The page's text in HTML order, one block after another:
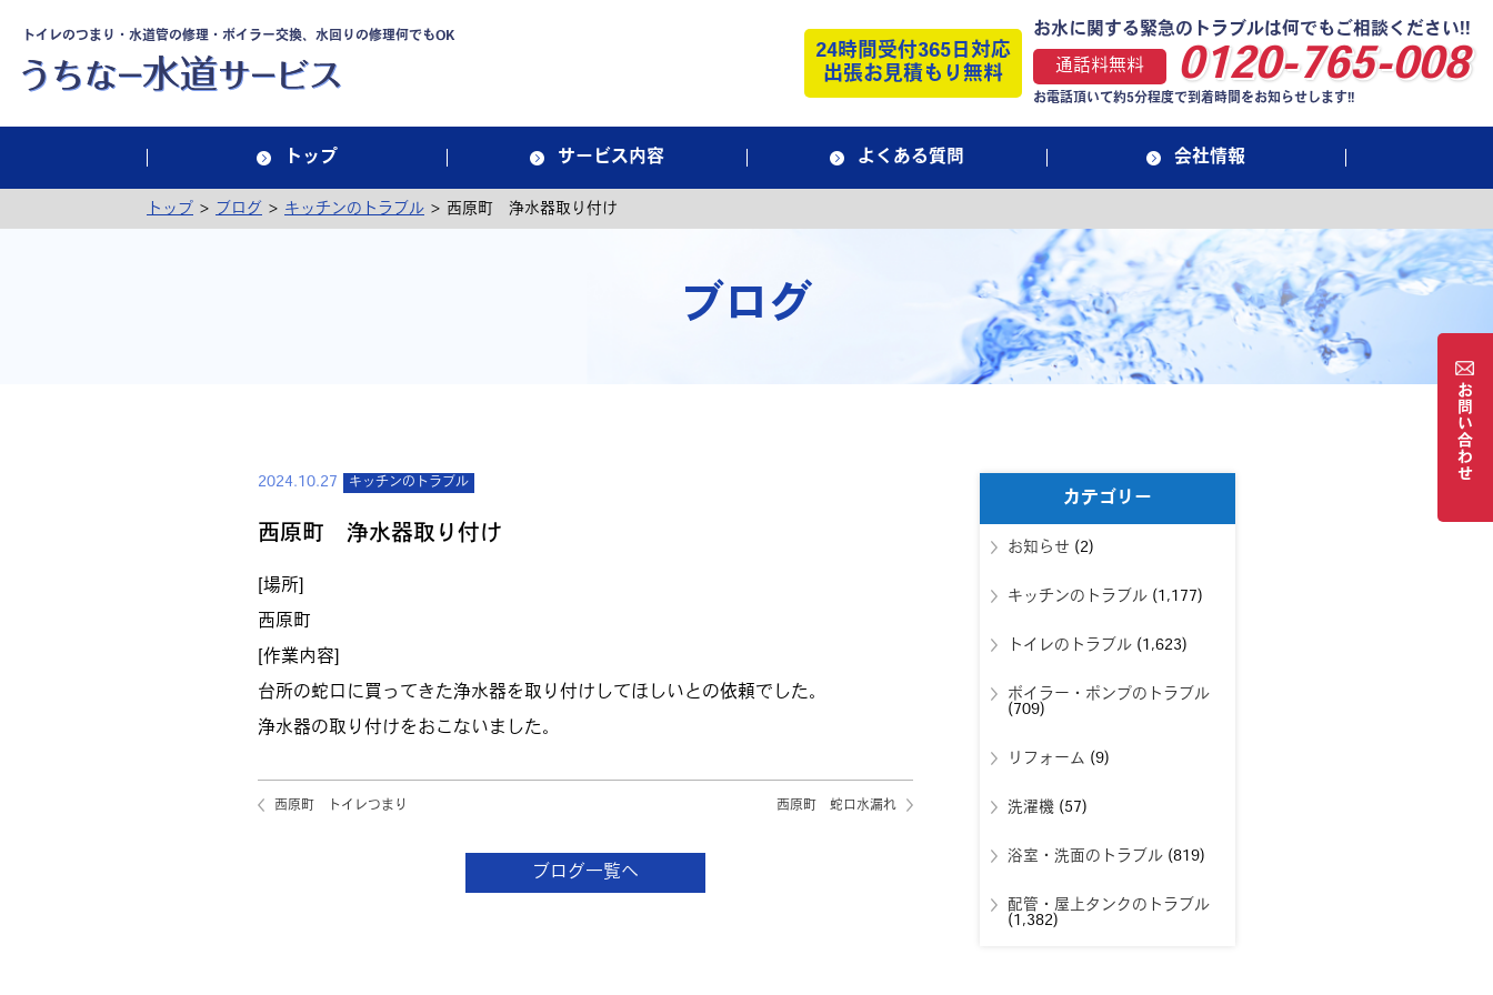
トイレのつまり・水道管の修理・ボイラー交換、水回りの修理何でもOK
24時間受付365日対応
出張お見積もり無料
お水に関する緊急のトラブルは何でもご相談ください!!
通話料無料 0120-765-008
お電話頂いて約5分程度で到着時間をお知らせします!!
トップ サービス内容 よくある質問 会社情報
トップ > ブログ > キッチンのトラブル > 西原町 浄水器取り付け
ブログ
2024.10.27 キッチンのトラブル
西原町 浄水器取り付け
[場所]
西原町
[作業内容]
台所の蛇口に買ってきた浄水器を取り付けしてほしいとの依頼でした。
浄水器の取り付けをおこないました。
西原町 トイレつまり 西原町 蛇口水漏れ
ブログ一覧へ
カテゴリー
お知らせ (2)
キッチンのトラブル(1,177)
トイレのトラブル(1,623)
ボイラー・ポンプのトラブル
(709)
リフォーム (9)
洗濯機(57)
浴室・洗面のトラブル(819)
配管・屋上タンクのトラブル
(1,382)
お
問
い
合
わ
せ